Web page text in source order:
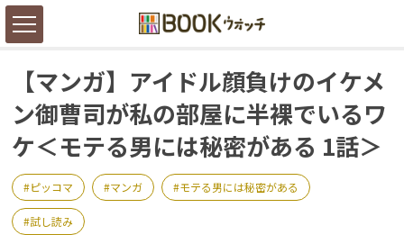
【マンガ】アイドル顔負けのイケメ
ン御曹司が私の部屋に半裸でいるワ
ケ＜モテる男には秘密がある 1話＞
ピッコマ マンガ モテる男には秘密がある
試し読み